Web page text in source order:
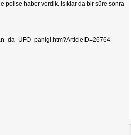
polise haber verdik. Işıklar da bir süre sonra